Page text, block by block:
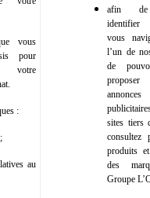
vous
pour
votre
:
au
afin
identifier
vous
l’un de
de
annonces
sites tiers
consultez
produits
des
Groupe